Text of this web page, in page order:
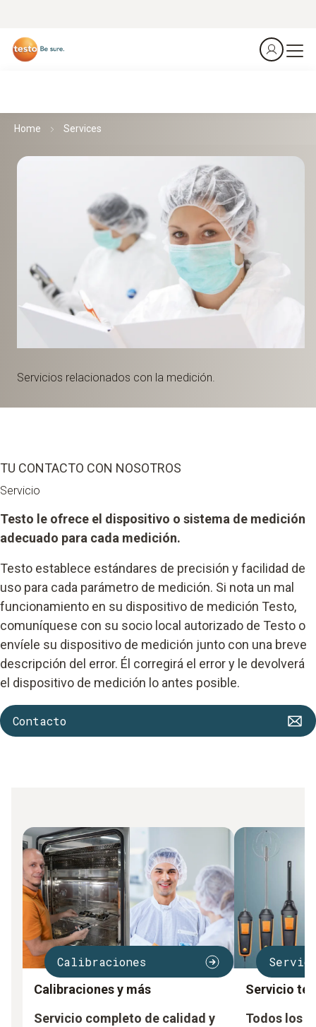
Home Services
Servicios relacionados con la medición.
TU CONTACTO CON NOSOTROS
Servicio
Testo le ofrece el dispositivo o sistema de medición
adecuado para cada medición.
Testo establece estándares de precisión y facilidad de
uso para cada parámetro de medición. Si nota un mal
funcionamiento en su dispositivo de medición Testo,
comuníquese con su socio local autorizado de Testo o
envíele su dispositivo de medición junto con una breve
descripción del error. Él corregirá el error y le devolverá
el dispositivo de medición lo antes posible.
Contacto
Calibraciones
Calibraciones y más
Servicio completo de calidad y
Servicio
Todos los